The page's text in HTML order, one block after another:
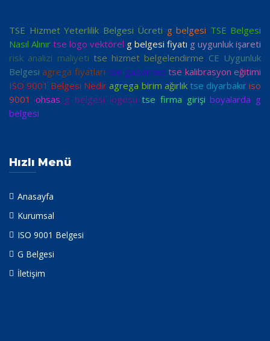
TSE Hizmet Yeterlilik Belgesi Ücreti g belgesi TSE Belgesi
Nasıl Alınır tse logo vektörel g belgesi fiyatı g uygunluk işareti
risk analizi maliyeti tse hizmet belgelendirme CE Uygunluk
Belgesi agrega fiyatları tse gaziantep tse kalibrasyon eğitimi
ISO 9001 Belgesi Nedir agrega birim ağırlık tse diyarbakır iso
9001 ohsas g belgesi logosu tse firma girişi boyalarda g
belgesi
Hızlı Menü
Anasayfa
Kurumsal
ISO 9001 Belgesi
G Belgesi
İletişim